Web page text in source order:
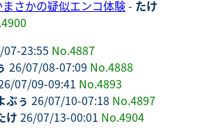
さかの疑似エンコ体験- たけ
23:55 No.4887
26/07/08-07:09 No.4888
07/09-09:41 No.4893
ぶぅ 26/07/10-07:18 No.4897
け 26/07/13-00:01 No.4904